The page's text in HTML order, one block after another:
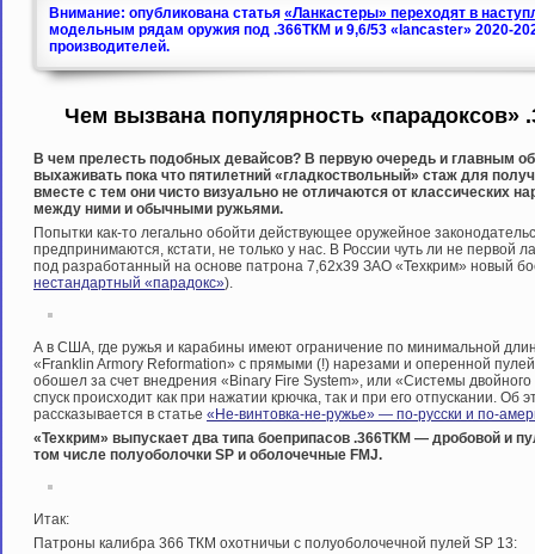
Внимание: опубликована статья «Ланкастеры» переходят в
модельным рядам оружия под .366ТКМ и 9,6/53 «lancaster» 2020-
производителей.
Чем вызвана популярность «парадоксов»
В чем прелесть подобных девайсов? В первую очередь и главным
выхаживать пока что пятилетний «гладкоствольный» стаж для
вместе с тем они чисто визуально не отличаются от классических
между ними и обычными ружьями.
Попытки как-то легально обойти действующее оружейное
предпринимаются, кстати, не только у нас. В России чуть ли не первой
под разработанный на основе патрона 7,62х39 ЗАО «Техкрим» новый
нестандартный «парадокс»).
А в США, где ружья и карабины имеют ограничение по минимальной
«Franklin Armory Reformation» с прямыми (!) нарезами и оперенной
обошел за счет внедрения «Binary Fire System», или «Системы
спуск происходит как при нажатии крючка, так и при его отпускании. Об
рассказывается в статье «Не-винтовка-не-ружье» — по-русски и по-
«Техкрим» выпускает два типа боеприпасов .366ТКМ — дробовой и
том числе полуоболочки SP и оболочечные FMJ.
Итак:
Патроны калибра 366 ТКМ охотничьи с полуоболочечной пулей SP 13: